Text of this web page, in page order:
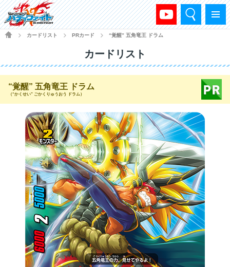
メニュー
検索
HOME
カードリスト PRカード “覚醒” 五角竜王 ドラム
カードリスト
“覚醒” 五角竜王 ドラム
（“かくせい” ごかくりゅうおう ドラム）